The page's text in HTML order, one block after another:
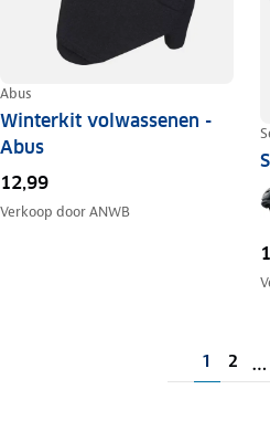
Abus
Winterkit volwassenen -
Abus
12,99
Verkoop doorANWB
1 2 …